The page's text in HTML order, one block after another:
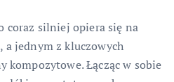
coraz silniej opiera się na
a jednym z kluczowych
Łącząc w sobie